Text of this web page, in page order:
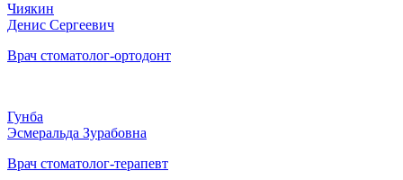
Чиякин
Денис Сергеевич
Врач стоматолог-ортодонт
Гунба
Эсмеральда Зурабовна
Врач стоматолог-терапевт